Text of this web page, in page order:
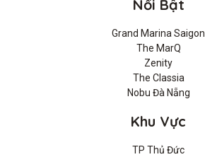
Nổi Bật
Grand Marina Saigon
The MarQ
Zenity
The Classia
Nobu Đà Nẵng
Khu Vực
TP Thủ Đức